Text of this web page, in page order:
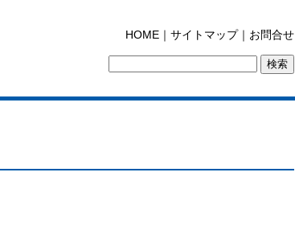
HOME ｜ サイトマップ｜ お問合せ